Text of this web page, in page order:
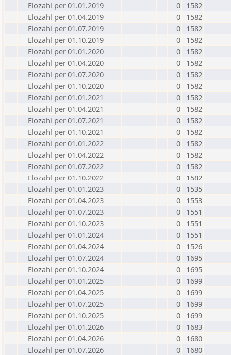
Elozahl per 01.01.2019
0
1582
Elozahl per 01.04.2019
0
1582
Elozahl per 01.07.2019
0
1582
Elozahl per 01.10.2019
0
1582
Elozahl per 01.01.2020
0
1582
Elozahl per 01.04.2020
0
1582
Elozahl per 01.07.2020
0
1582
Elozahl per 01.10.2020
0
1582
Elozahl per 01.01.2021
0
1582
Elozahl per 01.04.2021
0
1582
Elozahl per 01.07.2021
0
1582
Elozahl per 01.10.2021
0
1582
Elozahl per 01.01.2022
0
1582
Elozahl per 01.04.2022
0
1582
Elozahl per 01.07.2022
0
1582
Elozahl per 01.10.2022
0
1582
Elozahl per 01.01.2023
0
1535
Elozahl per 01.04.2023
0
1553
Elozahl per 01.07.2023
0
1551
Elozahl per 01.10.2023
0
1551
Elozahl per 01.01.2024
0
1551
Elozahl per 01.04.2024
0
1526
Elozahl per 01.07.2024
0
1695
Elozahl per 01.10.2024
0
1695
Elozahl per 01.01.2025
0
1699
Elozahl per 01.04.2025
0
1699
Elozahl per 01.07.2025
0
1699
Elozahl per 01.10.2025
0
1699
Elozahl per 01.01.2026
0
1683
Elozahl per 01.04.2026
0
1680
Elozahl per 01.07.2026
0 1680